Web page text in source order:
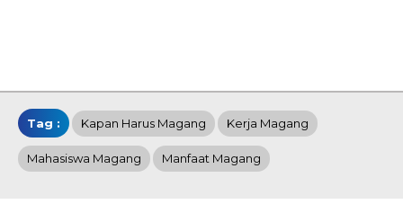
Tag : Kapan Harus Magang Kerja Magang
Mahasiswa Magang Manfaat Magang